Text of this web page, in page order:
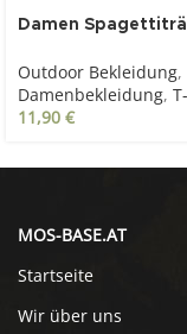
Damen
Outdoor Bekleidung,
Damenbekleidung,
11,90 €
MOS-BASE.AT
Startseite
Wir über uns